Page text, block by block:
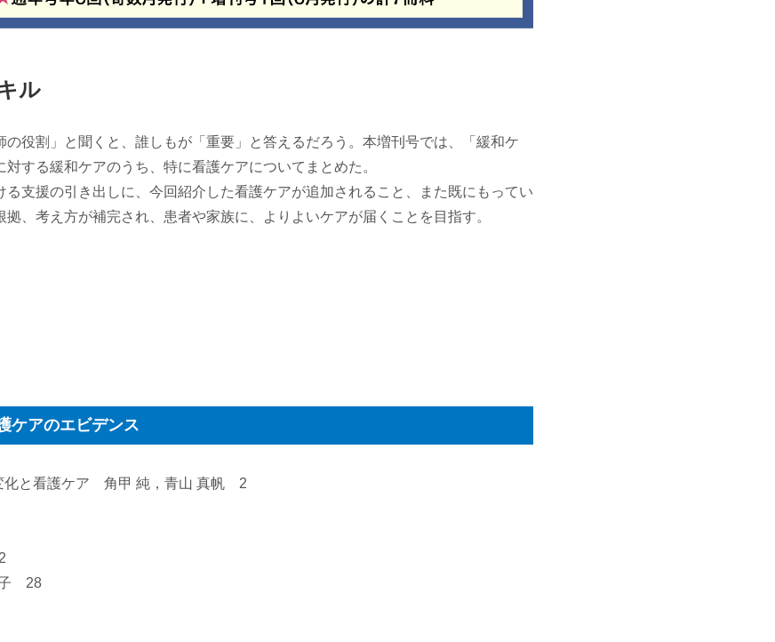
ル
役割」と聞くと、誰しもが「重要」と答えるだろう。本増刊号では、「緩和ケ
する緩和ケアのうち、特に看護ケアについてまとめた。
支援の引き出しに、今回紹介した看護ケアが追加されること、また既にもってい
、考え方が補完され、患者や家族に、よりよいケアが届くことを目指す。
ケアのエビデンス
化と看護ケア 角甲 純，青山 真帆 2
子 28